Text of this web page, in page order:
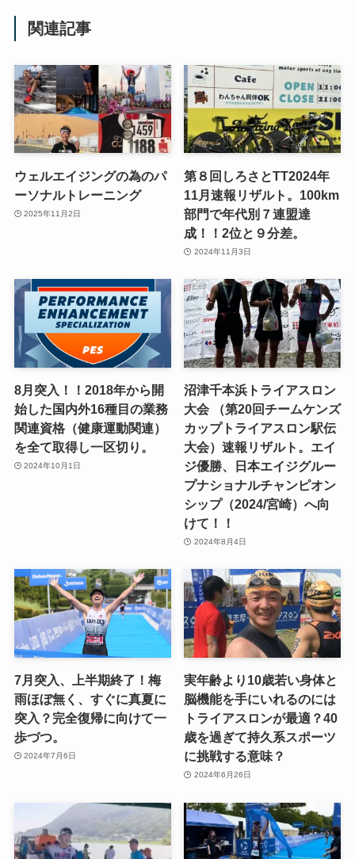
関連記事
ウェルエイジングの為のパ
ーソナルトレーニング
2025年11月2日
第８回しろさとTT2024年
11月速報リザルト。100km
部門で年代別７連盟達
成！！2位と９分差。
2024年11月3日
8月突入！！2018年から開
始した国内外16種目の業務
関連資格（健康運動関連）
を全て取得し一区切り。
2024年10月1日
沼津千本浜トライアスロン
大会 （第20回チームケンズ
カップトライアスロン駅伝
大会）速報リザルト。エイ
ジ優勝、日本エイジグルー
プナショナルチャンピオン
シップ（2024/宮崎）へ向
けて！！
2024年8月4日
7月突入、上半期終了！梅
雨ほぼ無く、すぐに真夏に
突入？完全復帰に向けて一
歩づつ。
2024年7月6日
実年齢より10歳若い身体と
脳機能を手にいれるのには
トライアスロンが最適？40
歳を過ぎて持久系スポーツ
に挑戦する意味？
2024年6月26日